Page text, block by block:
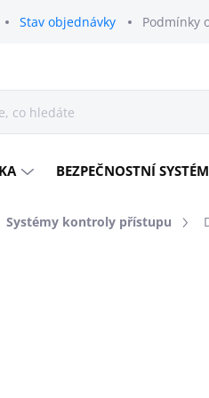
Stav objednávky Podmínky
BEZPEČNOSTNÍ
Systémy kontroly přístupu